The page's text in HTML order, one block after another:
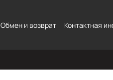
Обмен и возврат Контактная